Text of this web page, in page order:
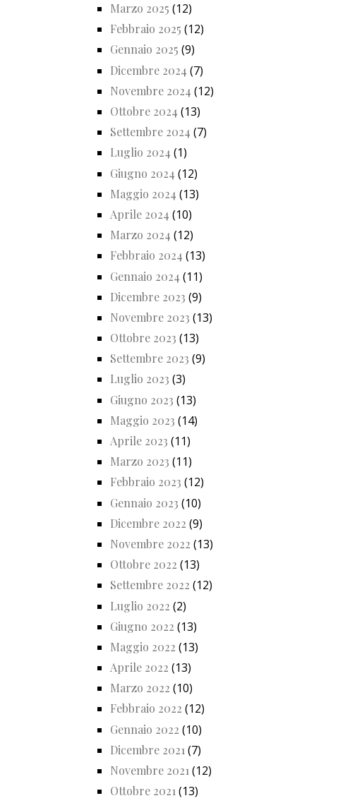
Marzo 2025 (12)
Febbraio 2025 (12)
Gennaio 2025 (9)
Dicembre 2024 (7)
Novembre 2024 (12)
Ottobre 2024 (13)
Settembre 2024 (7)
Luglio 2024 (1)
Giugno 2024 (12)
Maggio 2024 (13)
Aprile 2024 (10)
Marzo 2024 (12)
Febbraio 2024 (13)
Gennaio 2024 (11)
Dicembre 2023 (9)
Novembre 2023 (13)
Ottobre 2023 (13)
Settembre 2023 (9)
Luglio 2023 (3)
Giugno 2023 (13)
Maggio 2023 (14)
Aprile 2023 (11)
Marzo 2023 (11)
Febbraio 2023 (12)
Gennaio 2023 (10)
Dicembre 2022 (9)
Novembre 2022 (13)
Ottobre 2022 (13)
Settembre 2022 (12)
Luglio 2022 (2)
Giugno 2022 (13)
Maggio 2022 (13)
Aprile 2022 (13)
Marzo 2022 (10)
Febbraio 2022 (12)
Gennaio 2022 (10)
Dicembre 2021 (7)
Novembre 2021 (12)
Ottobre 2021(13)